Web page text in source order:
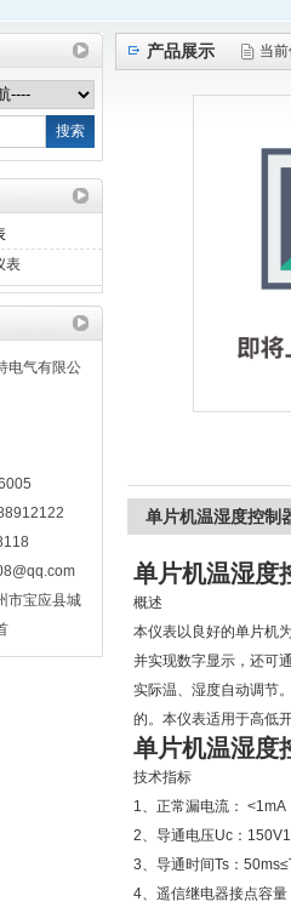
公司
表
电气有限公
市宝应县城
产品展示 当前
单片机温湿度控制
单片机温湿度
概述
本仪表以良好的单片机
并实现数字显示，还可
实际温、湿度自动调节
的。本仪表适用于高低
单片机温湿度
技术指标
1、正常漏电流： <1mA
2、导通电压Uc：
3、导通时间Ts：
4、遥信继电器接点容